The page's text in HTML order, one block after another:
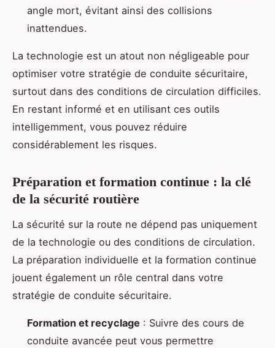
angle mort, évitant ainsi des collisions
inattendues.
La technologie est un atout non négligeable pour
optimiser votre stratégie de conduite sécuritaire,
surtout dans des conditions de circulation difficiles.
En restant informé et en utilisant ces outils
intelligemment, vous pouvez réduire
considérablement les risques.
Préparation et formation continue : la clé
de la sécurité routière
La sécurité sur la route ne dépend pas uniquement
de la technologie ou des conditions de circulation.
La préparation individuelle et la formation continue
jouent également un rôle central dans votre
stratégie de conduite sécuritaire.
Formation et recyclage : Suivre des cours de
conduite avancée peut vous permettre